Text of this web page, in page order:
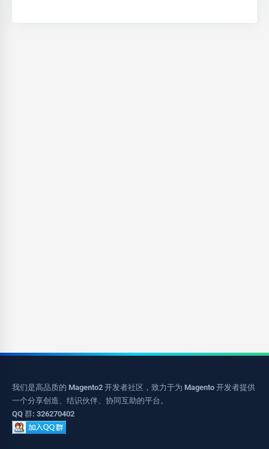
我们是高品质的 Magento2 开发者社区，致力于为 Magento 开发者提供
一个分享创造、结识伙伴、协同互助的平台。
QQ 群: 326270402